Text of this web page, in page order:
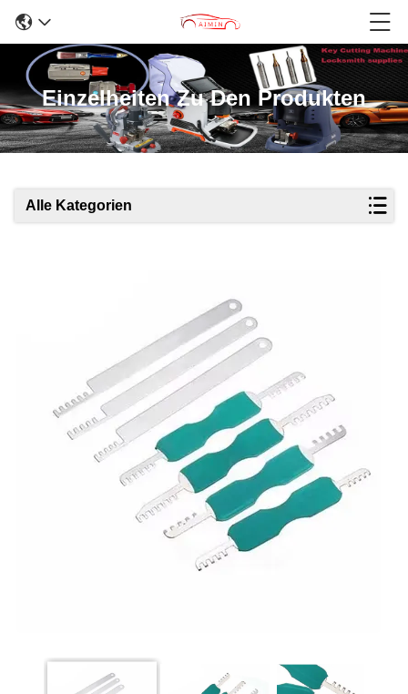
Einzelheiten Zu Den Produkten
Alle Kategorien